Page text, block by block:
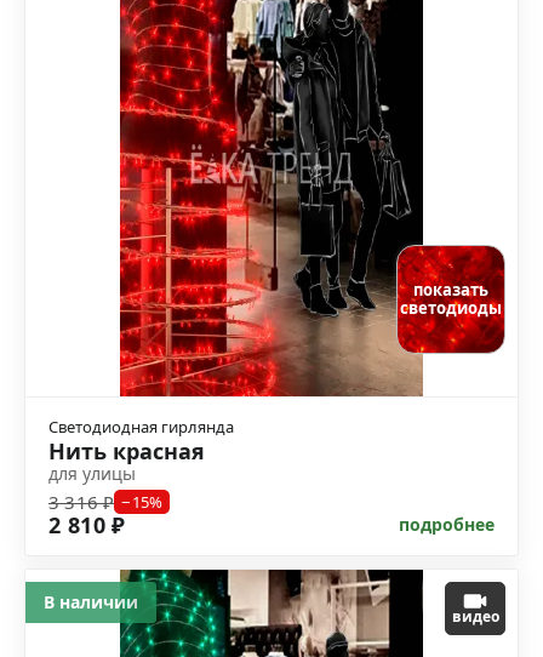
показать
светодиоды
Светодиодная гирлянда
Нить красная
для улицы
3 316 ₽ −15%
2 810 ₽ подробнее
видео
В наличии